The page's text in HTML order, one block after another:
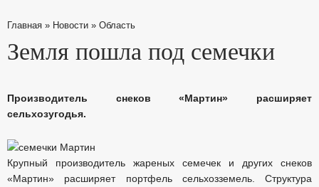
Главная » Новости » Область
Земля пошла под семечки
Производитель снеков «Мартин» расширяет
сельхозугодья.
Крупный производитель жареных семечек и других снеков
«Мартин» расширяет портфель сельхозземель. Структура